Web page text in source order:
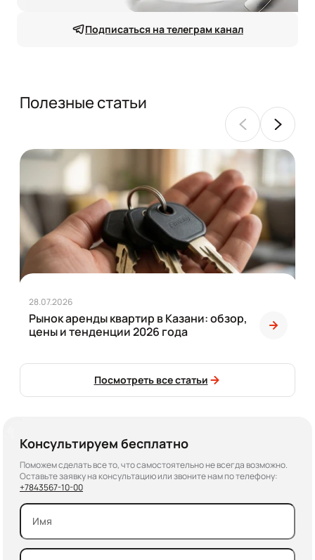
Подписаться на телеграм канал
Полезные статьи
28.07.2026
Рынок аренды квартир в Казани: обзор,
цены и тенденции 2026 года
Посмотреть все статьи
Консультируем бесплатно
Поможем сделать все то, что самостоятельно не всегда возможно.
Оставьте заявку на консультацию или звоните нам по телефону:
+7843567-10-00